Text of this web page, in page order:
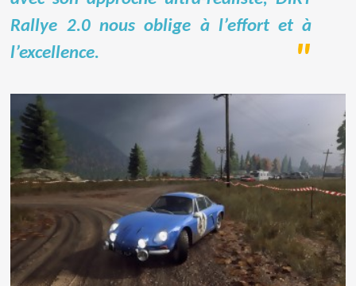
Rallye 2.0 nous oblige à l’effort et à
l’excellence.